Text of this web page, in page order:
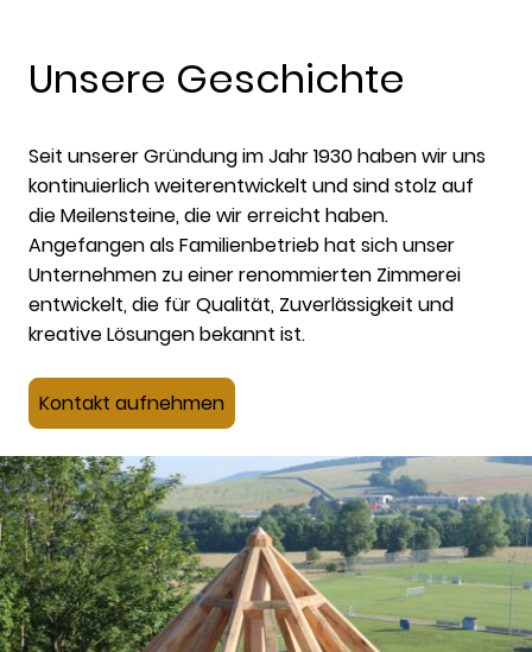
Unsere Geschichte
Seit unserer Gründung im Jahr 1930 haben wir uns
kontinuierlich weiterentwickelt und sind stolz auf
die Meilensteine, die wir erreicht haben.
Angefangen als Familienbetrieb hat sich unser
Unternehmen zu einer renommierten Zimmerei
entwickelt, die für Qualität, Zuverlässigkeit und
kreative Lösungen bekannt ist.
Kontakt aufnehmen